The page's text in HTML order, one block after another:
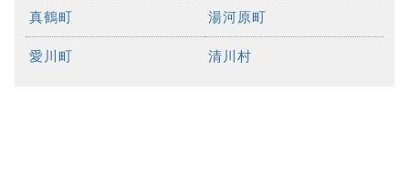
真鶴町 湯河原町
愛川町 清川村